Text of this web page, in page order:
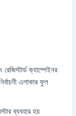
রেজিস্টার্ড ক্যাম্পেইনর
এলাকার ফুল
ব্যবহার হয়